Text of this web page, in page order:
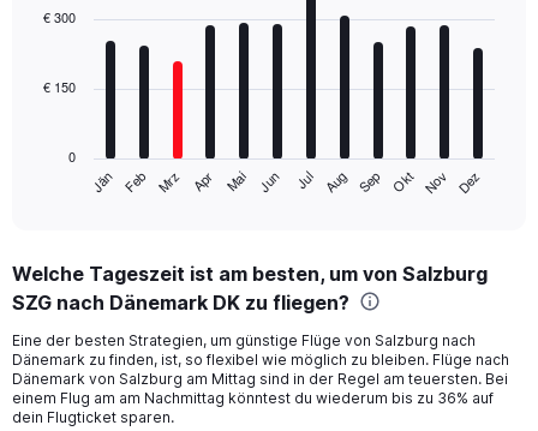
with
The
Range:
12
The
chart
has
1
Jän Feb Mrz Apr Mai Jun Jul Aug Sep Okt Nov Dez
0
€ 150
€ 300
Welche Tageszeit ist am besten, um von Salzburg
SZG nach Dänemark DK zu fliegen?
Eine der besten Strategien, um günstige Flüge von Salzburg nach
Dänemark zu finden, ist, so flexibel wie möglich zu bleiben. Flüge nach
Dänemark von Salzburg am Mittag sind in der Regel am teuersten. Bei
einem Flug am am Nachmittag könntest du wiederum bis zu 36% auf
dein Flugticket sparen.